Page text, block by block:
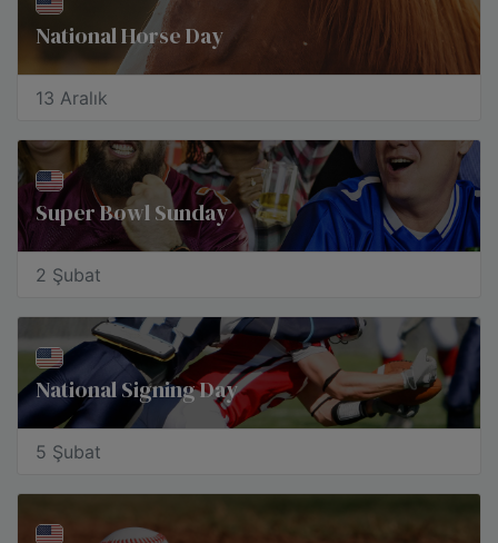
National Horse Day
13 Aralık
Super Bowl Sunday
2 Şubat
National Signing Day
5 Şubat